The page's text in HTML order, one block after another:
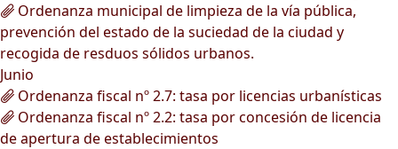
Ordenanza municipal de limpieza de la vía pública,
prevención del estado de la suciedad de la ciudad y
recogida de resduos sólidos urbanos.
Junio
Ordenanza fiscal nº 2.7: tasa por licencias urbanísticas
Ordenanza fiscal nº 2.2: tasa por concesión de licencia
de apertura de establecimientos